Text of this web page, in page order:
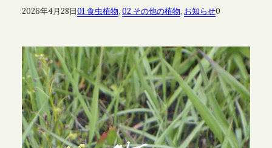
2026年4月28日01 食虫植物, 02 その他の植物, お知らせ0